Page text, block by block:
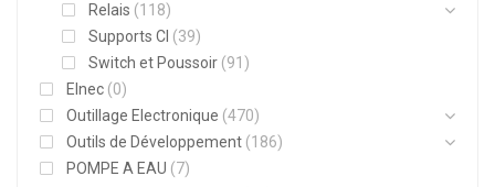
Relais (118)
Supports CI (39)
Switch et Poussoir (91)
Elnec (0)
Outillage Electronique (470)
Outils de Développement (186)
POMPE A EAU (7)